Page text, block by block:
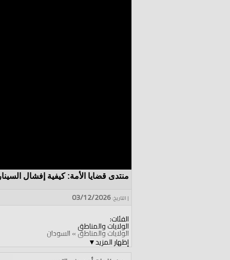
منتدى قضايا الأمة: كيفية إفشال
| التاريخ:03/12/2026
إظهار المزيد▼
الفئات:
الولايات والمناطق
الولايات والمناطق»السودان
قنوات:
الولايات والمناطق